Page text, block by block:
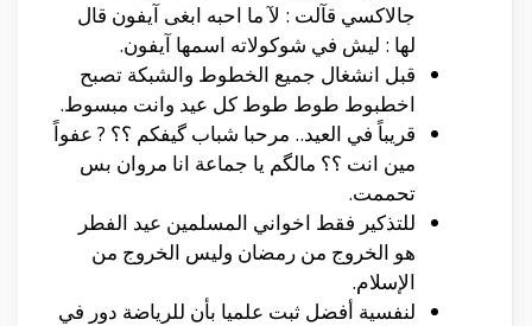
جالاكسي قآلت : لآ ما احبه ابغى آيفون قال
لها : ليش في شوكولاته اسمها آيفون.
قبل انشغال جميع الخطوط والشبكة تصبح
اخطبوط طوط طوط كل عيد وانت مبسوط.
قريباً في العيد.. مرحبا شباب گيفكم ؟؟ ? عفواً
مين انت ؟؟ مالگم يا جماعة انا مروان بس
تحممت.
للتذكير فقط اخواني المسلمين عيد الفطر
هو الخروج من رمضان وليس الخروج من
الإسلام.
لنفسية أفضل ثبت علميا بأن للرياضة دور في